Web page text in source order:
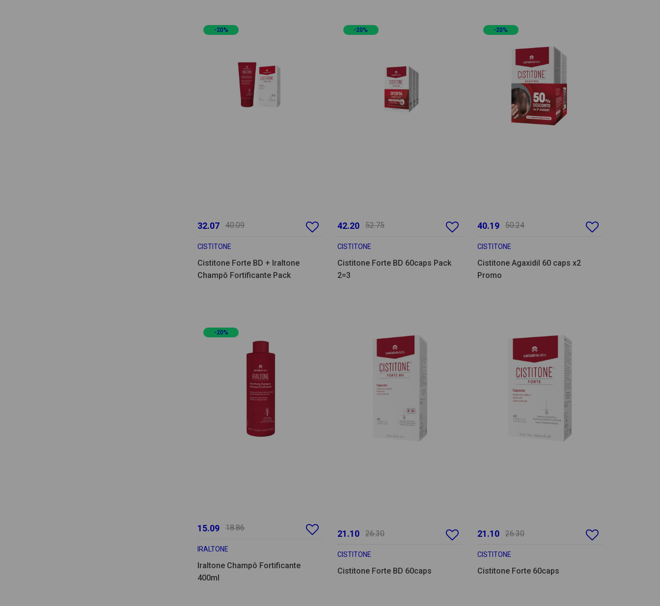
-20%
32.07 40.09
CISTITONE
Cistitone Forte BD + Iraltone
Champô Fortificante Pack
-20%
42.20 52.75
CISTITONE
Cistitone Forte BD 60caps Pack
2=3
-20%
40.19 50.24
CISTITONE
Cistitone Agaxidil 60 caps x2
Promo
-20%
15.09 18.86
IRALTONE
Iraltone Champô Fortificante
400ml
21.10 26.30
CISTITONE
Cistitone Forte BD 60caps
21.10 26.30
CISTITONE
Cistitone Forte 60caps